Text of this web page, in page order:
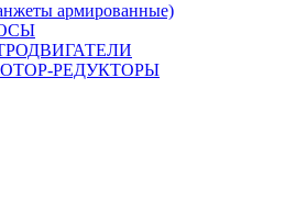
армированные)
РЕДУКТОРЫ